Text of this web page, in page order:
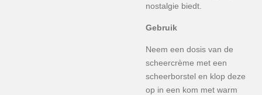
nostalgie biedt.
Gebruik
Neem een dosis van de
scheercrème met een
scheerborstel en klop deze
op in een kom met warm